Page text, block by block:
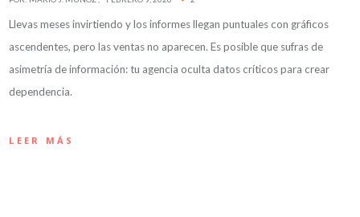
Llevas meses invirtiendo y los informes llegan puntuales con gráficos
ascendentes, pero las ventas no aparecen. Es posible que sufras de
asimetría de información: tu agencia oculta datos críticos para crear
dependencia.
LEER MÁS